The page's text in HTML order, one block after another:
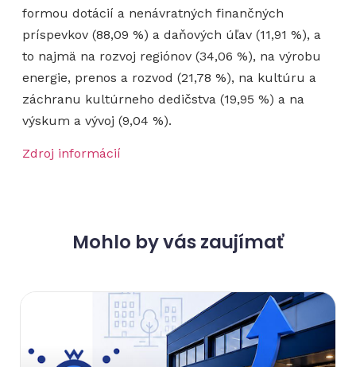
formou dotácií a nenávratných finančných
príspevkov (88,09 %) a daňových úľav (11,91 %), a
to najmä na rozvoj regiónov (34,06 %), na výrobu
energie, prenos a rozvod (21,78 %), na kultúru a
záchranu kultúrneho dedičstva (19,95 %) a na
výskum a vývoj (9,04 %).
Zdroj informácií
Mohlo by vás zaujímať